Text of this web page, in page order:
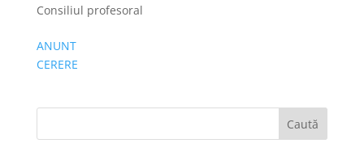
Consiliul profesoral
ANUNT
CERERE